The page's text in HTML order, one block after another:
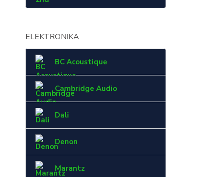
ELEKTRONIKA
BC Acoustique
Cambridge Audio
Dali
Denon
Marantz